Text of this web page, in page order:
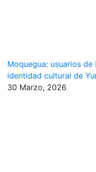
Moquegua: usuarios
identidad cultural de
30 Marzo, 2026